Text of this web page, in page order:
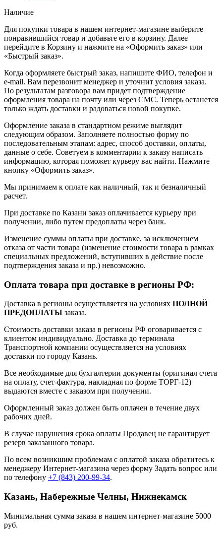
Наличие
Для покупки товара в нашем интернет-магазине выберите
понравившийся товар и добавьте его в корзину. Далее
перейдите в Корзину и нажмите на «Оформить заказ» или
«Быстрый заказ».
Когда оформляете быстрый заказ, напишите ФИО, телефон и
e-mail. Вам перезвонит менеджер и уточнит условия заказа.
По результатам разговора вам придет подтверждение
оформления товара на почту или через СМС. Теперь останется
только ждать доставки и радоваться новой покупке.
Оформление заказа в стандартном режиме выглядит
следующим образом. Заполняете полностью форму по
последовательным этапам: адрес, способ доставки, оплаты,
данные о себе. Советуем в комментарии к заказу написать
информацию, которая поможет курьеру вас найти. Нажмите
кнопку «Оформить заказ».
Мы принимаем к оплате как наличный, так и безналичный
расчет.
При доставке по Казани заказ оплачивается курьеру при
получении, либо путем предоплаты через банк.
Изменение суммы оплаты при доставке, за исключением
отказа от части товара (изменение стоимости товара в рамках
специальных предложений, вступивших в действие после
подтверждения заказа и пр.) невозможно.
Оплата товара при доставке в регионы РФ:
Доставка в регионы осуществляется на условиях ПОЛНОЙ
ПРЕДОПЛАТЫ заказа.
Стоимость доставки заказа в регионы РФ оговаривается с
клиентом индивидуально. Доставка до терминала
Транспортной компании осуществляется на условиях
доставки по городу Казань.
Все необходимые для бухгалтерии документы (оригинал счета
на оплату, счет-фактура, накладная по форме ТОРГ-12)
выдаются вместе с заказом при получении.
Оформленный заказ должен быть оплачен в течение двух
рабочих дней.
В случае нарушения срока оплаты Продавец не гарантирует
резерв заказанного товара.
По всем возникшим проблемам с оплатой заказа обратитесь к
менеджеру Интернет-магазина через форму Задать вопрос или
по телефону +7 (843) 200-99-34.
Казань, Набережные Челны, Нижнекамск
Минимальная сумма заказа в нашем интернет-магазине 5000
руб.